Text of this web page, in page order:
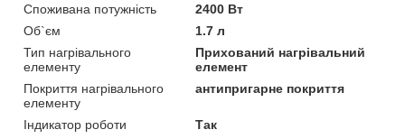
Споживана потужність
2400 Вт
Об`єм
1.7 л
Тип нагрівального
елементу
Прихований нагрівальний
елемент
Покриття нагрівального
елементу
антипригарне покриття
Індикатор роботи
Так